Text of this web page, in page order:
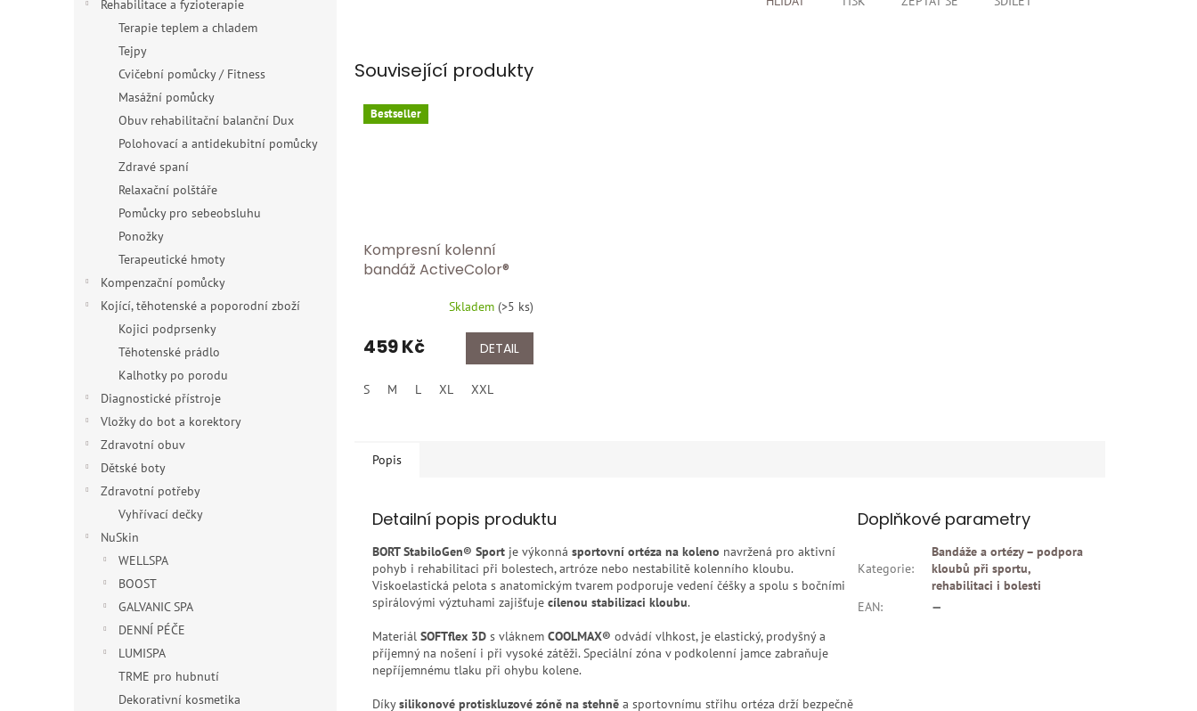
Rehabilitace a fyzioterapie
Terapie teplem a chladem
Tejpy
Cvičební pomůcky / Fitness
Masážní pomůcky
Obuv rehabilitační balanční Dux
Polohovací a antidekubitní pomůcky
Zdravé spaní
Relaxační polštáře
Pomůcky pro sebeobsluhu
Ponožky
Terapeutické hmoty
Kompenzační pomůcky
Kojící, těhotenské a poporodní zboží
Kojici podprsenky
Těhotenské prádlo
Kalhotky po porodu
Diagnostické přístroje
Vložky do bot a korektory
Zdravotní obuv
Dětské boty
Zdravotní potřeby
Vyhřívací dečky
NuSkin
WELLSPA
BOOST
GALVANIC SPA
DENNÍ PÉČE
LUMISPA
TRME pro hubnutí
Dekorativní kosmetika
Související produkty
Bestseller
Kompresní kolenní
bandáž ActiveColor®
Skladem (>5 ks)
459 Kč DETAIL
S M L XL XXL
Popis
Detailní popis produktu
BORT StabiloGen® Sport je výkonná sportovní ortéza na koleno navržená pro aktivní
pohyb i rehabilitaci při bolestech, artróze nebo nestabilitě kolenního kloubu.
Viskoelastická pelota s anatomickým tvarem podporuje vedení čéšky a spolu s bočními
spirálovými výztuhami zajišťuje cílenou stabilizaci kloubu.
Materiál SOFTflex 3D s vláknem COOLMAX® odvádí vlhkost, je elastický, prodyšný a
příjemný na nošení i při vysoké zátěži. Speciální zóna v podkolenní jamce zabraňuje
nepříjemnému tlaku při ohybu kolene.
Díkysilikonové protiskluzové zóně na stehně a sportovnímu střihu ortéza drží bezpečně
Doplňkové parametry
Kategorie:
Bandáže a ortézy – podpora
kloubů při sportu,
rehabilitaci i bolesti
EAN: —